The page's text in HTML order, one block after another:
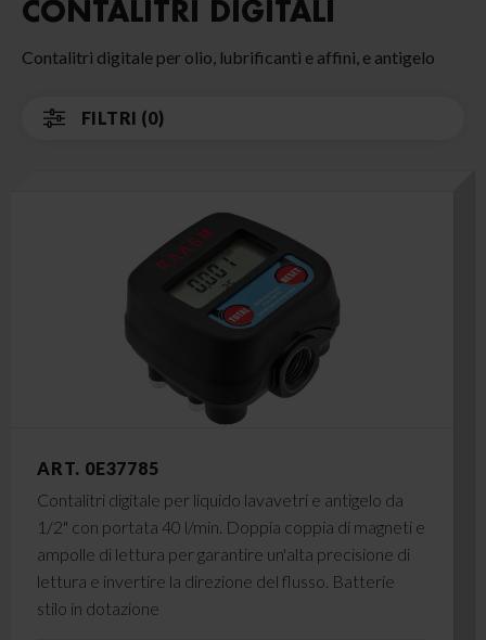
CONTALITRI DIGITALI
Contalitri digitale per olio, lubrificanti e affini, e antigelo
FILTRI (0)
ART. 0E37785
Contalitri digitale per liquido lavavetri e antigelo da
1/2" con portata 40 l/min. Doppia coppia di magneti e
ampolle di lettura per garantire un'alta precisione di
lettura e invertire la direzione del flusso. Batterie
stilo in dotazione